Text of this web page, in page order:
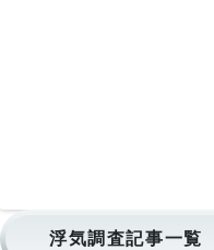
浮気調査記事一覧